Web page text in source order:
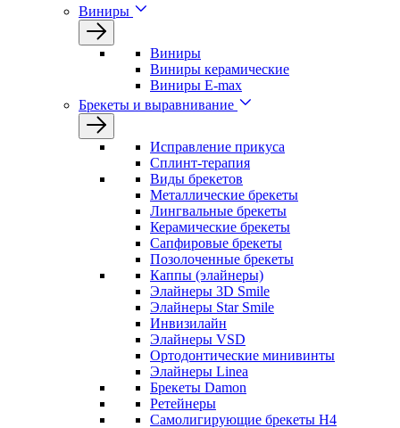
Виниры
Виниры
Виниры керамические
Виниры E-max
Брекеты и выравнивание
Исправление прикуса
Сплинт-терапия
Виды брекетов
Металлические брекеты
Лингвальные брекеты
Керамические брекеты
Сапфировые брекеты
Позолоченные брекеты
Каппы (элайнеры)
Элайнеры 3D Smile
Элайнеры Star Smile
Инвизилайн
Элайнеры VSD
Ортодонтические минивинты
Элайнеры Linea
Брекеты Damon
Ретейнеры
Самолигирующие брекеты H4